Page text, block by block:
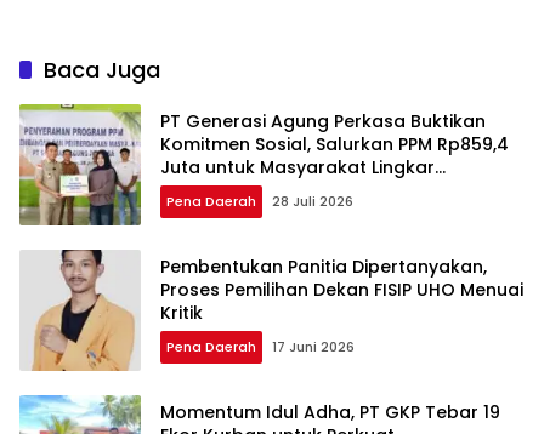
Baca Juga
PT Generasi Agung Perkasa Buktikan
Komitmen Sosial, Salurkan PPM Rp859,4
Juta untuk Masyarakat Lingkar
Tambang
Pena Daerah 28 Juli 2026
Pembentukan Panitia Dipertanyakan,
Proses Pemilihan Dekan FISIP UHO Menuai
Kritik
Pena Daerah 17 Juni 2026
Momentum Idul Adha, PT GKP Tebar 19